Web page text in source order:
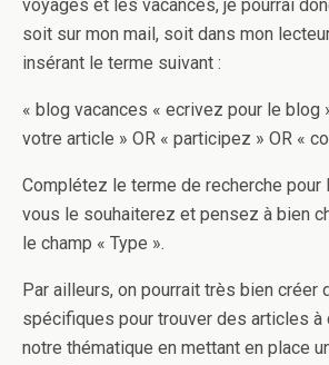
voyages et les vacances, je pourrai
soit sur mon mail, soit dans mon
insérant le terme suivant :
« blog vacances « ecrivez pour le blog
votre article » OR « participez » OR «
Complétez le terme de recherche pour
vous le souhaiterez et pensez à bien
le champ « Type ».
Par ailleurs, on pourrait très bien créer
spécifiques pour trouver des articles à
notre thématique en mettant en place